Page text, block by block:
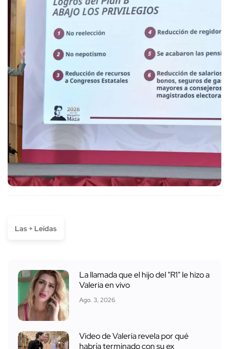
Las + Leídas
La llamada que el hijo del "R1" le hizo a
Valeria en vivo
Ago. 3, 2026
Video de Valeria revela por qué
habría terminado con su ex